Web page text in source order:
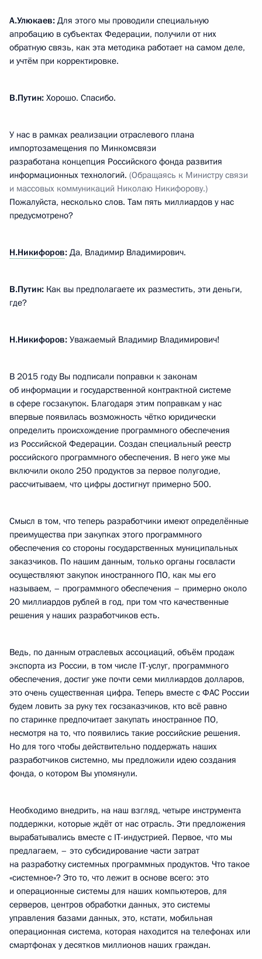
А.Улюкаев: Для этого мы проводили специальную
апробацию в субъектах Федерации, получили от них
обратную связь, как эта методика работает на самом деле,
и учтём при корректировке.
В.Путин: Хорошо. Спасибо.
У нас в рамках реализации отраслевого плана
импортозамещения по Минкомсвязи
разработана концепция Российского фонда развития
информационных технологий. (Обращаясь к Министру связи
и массовых коммуникаций Николаю Никифорову.)
Пожалуйста, несколько слов. Там пять миллиардов у нас
предусмотрено?
Н.Никифоров: Да, Владимир Владимирович.
В.Путин: Как вы предполагаете их разместить, эти деньги,
где?
Н.Никифоров: Уважаемый Владимир Владимирович!
В 2015 году Вы подписали поправки к законам
об информации и государственной контрактной системе
в сфере госзакупок. Благодаря этим поправкам у нас
впервые появилась возможность чётко юридически
определить происхождение программного обеспечения
из Российской Федерации. Создан специальный реестр
российского программного обеспечения. В него уже мы
включили около 250 продуктов за первое полугодие,
рассчитываем, что цифры достигнут примерно 500.
Смысл в том, что теперь разработчики имеют определённые
преимущества при закупках этого программного
обеспечения со стороны государственных муниципальных
заказчиков. По нашим данным, только органы госвласти
осуществляют закупок иностранного ПО, как мы его
называем, – программного обеспечения – примерно около
20 миллиардов рублей в год, при том что качественные
решения у наших разработчиков есть.
Ведь, по данным отраслевых ассоциаций, объём продаж
экспорта из России, в том числе IT-услуг, программного
обеспечения, достиг уже почти семи миллиардов долларов,
это очень существенная цифра. Теперь вместе с ФАС России
будем ловить за руку тех госзаказчиков, кто всё равно
по старинке предпочитает закупать иностранное ПО,
несмотря на то, что появились такие российские решения.
Но для того чтобы действительно поддержать наших
разработчиков системно, мы предложили идею создания
фонда, о котором Вы упомянули.
Необходимо внедрить, на наш взгляд, четыре инструмента
поддержки, которые ждёт от нас отрасль. Эти предложения
вырабатывались вместе с IT-индустрией. Первое, что мы
предлагаем, – это субсидирование части затрат
на разработку системных программных продуктов. Что такое
«системное»? Это то, что лежит в основе всего: это
и операционные системы для наших компьютеров, для
серверов, центров обработки данных, это системы
управления базами данных, это, кстати, мобильная
операционная система, которая находится на телефонах или
смартфонах у десятков миллионов наших граждан.